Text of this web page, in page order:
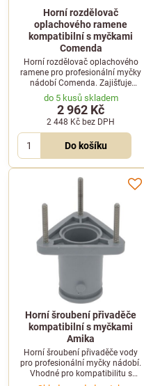
Horní rozdělovač
oplachového ramene
kompatibilní s myčkami
Comenda
Horní rozdělovač oplachového
ramene pro profesionální myčky
nádobí Comenda. Zajišťuje
bezchybný rozvod vody pro
dokonalý oplach nádobí.
do 5 kusů skladem
2 962 Kč
2 448 Kč bez DPH
Do košíku
Horní šroubení přivaděče
kompatibilní s myčkami
Amika
Horní šroubení přivaděče vody
pro profesionální myčky nádobí.
Vhodné pro kompatibilitu s
modely Amika 101XL a 102XL.